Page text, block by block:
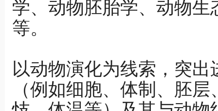
学、动物胚胎学、动物
等。
以动物演化为线索，突
（例如细胞、体制、胚